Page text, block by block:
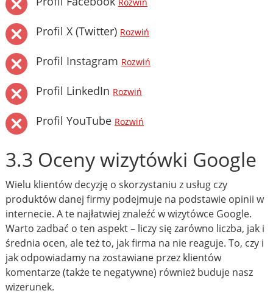
Rozwiń
Profil X (Twitter) Rozwiń
Profil Instagram Rozwiń
Profil LinkedIn Rozwiń
Profil YouTube Rozwiń
3.3 Oceny wizytówki Google
Wielu klientów decyzję o skorzystaniu z usług czy
produktów danej firmy podejmuje na podstawie opinii w
internecie. A te najłatwiej znaleźć w wizytówce Google.
Warto zadbać o ten aspekt – liczy się zarówno liczba, jak i
średnia ocen, ale też to, jak firma na nie reaguje. To, czy i
jak odpowiadamy na zostawiane przez klientów
komentarze (także te negatywne) również buduje nasz
wizerunek.